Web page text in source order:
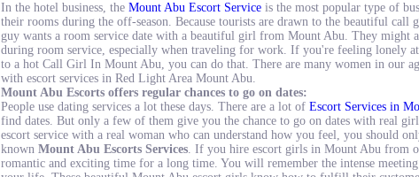
In the hotel business, the Mount Abu Escort Service is the most popular type of
their rooms during the off-season. Because tourists are drawn to the beautiful
guy wants a room service date with a beautiful girl from Mount Abu. They might
during room service, especially when traveling for work. If you're feeling lonely
to a hot Call Girl In Mount Abu, you can do that. There are many women in our
with escort services in Red Light Area Mount Abu.
Mount Abu Escorts offers regular chances to go on dates:
People use dating services a lot these days. There are a lot of Escort Services in
find dates. But only a few of them give you the chance to go on dates with real
escort service with a real woman who can understand how you feel, you should
known Mount Abu Escorts Services. If you hire escort girls in Mount Abu from
romantic and exciting time for a long time. You will remember the intense